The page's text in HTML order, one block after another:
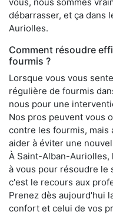
vous, nous sommes
débarrasser, et ça dans
Auriolles.
Comment résoudre
fourmis ?
Lorsque vous vous
régulière de fourmis
nous pour une
Nos pros peuvent vous
contre les fourmis, mais
aider à éviter une
À Saint-Alban-
à vous pour résoudre le
c'est le recours aux
Prenez dès aujourd'hui
confort et celui de vos